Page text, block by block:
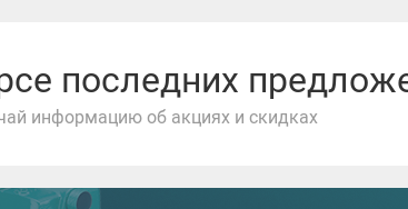
последних
информацию об акциях и скидках